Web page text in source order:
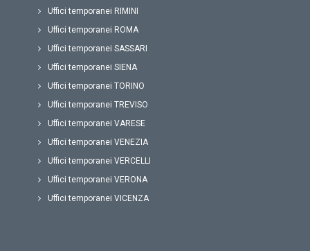
Uffici temporanei RIMINI
Uffici temporanei ROMA
Uffici temporanei SASSARI
Uffici temporanei SIENA
Uffici temporanei TORINO
Uffici temporanei TREVISO
Uffici temporanei VARESE
Uffici temporanei VENEZIA
Uffici temporanei VERCELLI
Uffici temporanei VERONA
Uffici temporanei VICENZA